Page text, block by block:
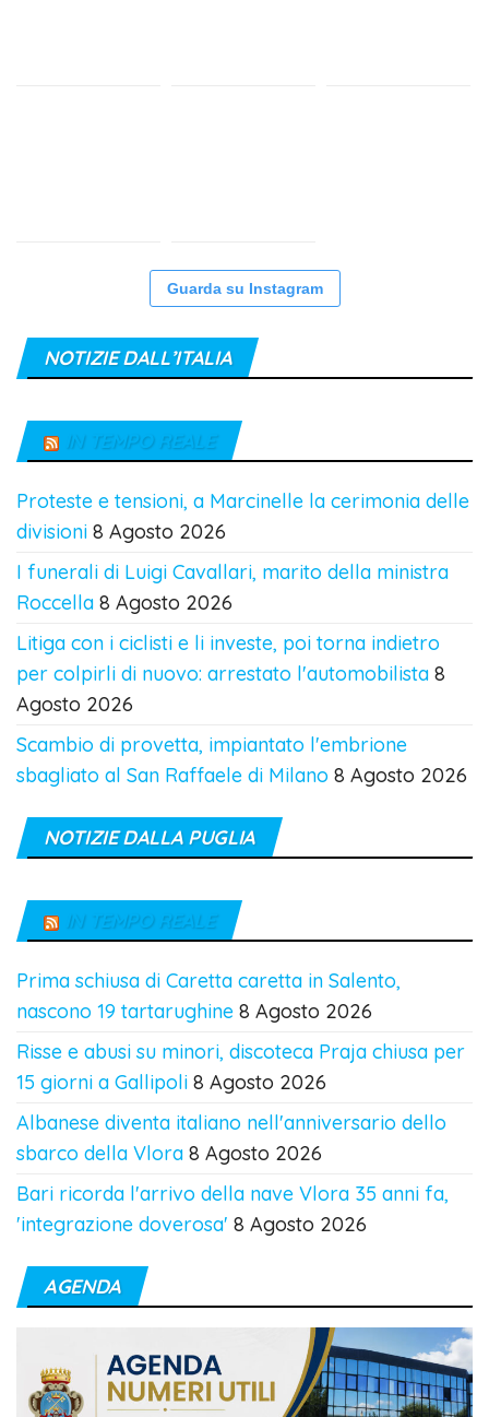
Guarda su Instagram
NOTIZIE DALL’ITALIA
IN TEMPO REALE
Proteste e tensioni, a Marcinelle la cerimonia delle
divisioni 8 Agosto 2026
I funerali di Luigi Cavallari, marito della ministra
Roccella 8 Agosto 2026
Litiga con i ciclisti e li investe, poi torna indietro
per colpirli di nuovo: arrestato l'automobilista 8
Agosto 2026
Scambio di provetta, impiantato l'embrione
sbagliato al San Raffaele di Milano 8 Agosto 2026
NOTIZIE DALLA PUGLIA
IN TEMPO REALE
Prima schiusa di Caretta caretta in Salento,
nascono 19 tartarughine 8 Agosto 2026
Risse e abusi su minori, discoteca Praja chiusa per
15 giorni a Gallipoli 8 Agosto 2026
Albanese diventa italiano nell'anniversario dello
sbarco della Vlora 8 Agosto 2026
Bari ricorda l'arrivo della nave Vlora 35 anni fa,
'integrazione doverosa' 8 Agosto 2026
AGENDA